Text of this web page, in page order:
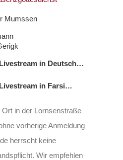
Mumssen
in Deutsch…
in Farsi…
Ort in der Lornsenstraße
vorherige Anmeldung
herrscht keine
Wir empfehlen